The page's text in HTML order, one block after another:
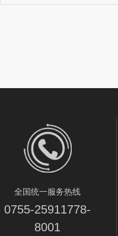
全国统一服务热线
0755-25911778-
8001